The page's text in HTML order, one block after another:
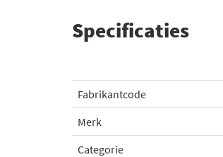
Specificaties
Fabrikantcode
Merk
Categorie